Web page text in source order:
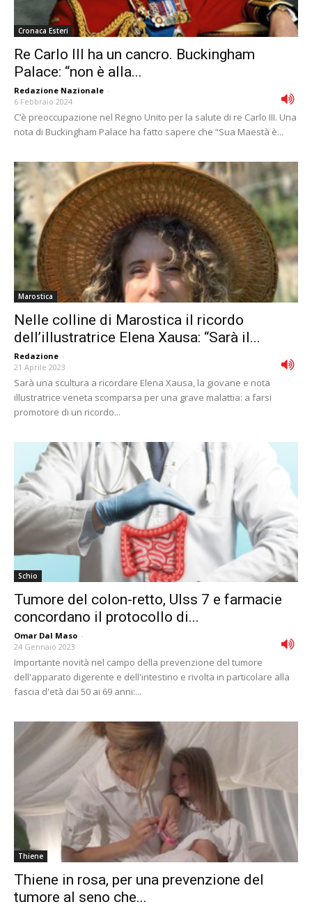
Cronaca Esteri
Re Carlo III ha un cancro. Buckingham
Palace: “non è alla...
Redazione Nazionale -
6 Febbraio 2024
C’è preoccupazione nel Regno Unito per la salute di re Carlo III. Una
nota di Buckingham Palace ha fatto sapere che “Sua Maestà è...
Marostica
Nelle colline di Marostica il ricordo
dell’illustratrice Elena Xausa: “Sarà il...
Redazione -
21 Aprile 2023
Sarà una scultura a ricordare Elena Xausa, la giovane e nota
illustratrice veneta scomparsa per una grave malattia: a farsi
promotore di un ricordo...
Schio
Tumore del colon-retto, Ulss 7 e farmacie
concordano il protocollo di...
Omar Dal Maso -
24 Gennaio 2023
Importante novità nel campo della prevenzione del tumore
dell'apparato digerente e dell'intestino e rivolta in particolare alla
fascia d'età dai 50 ai 69 anni:...
Thiene
Thiene in rosa, per una prevenzione del
tumore al seno che...